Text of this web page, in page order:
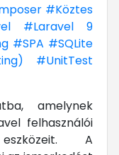
#Köztes
#Laravel 9
#SPA #SQLite
#UnitTest
amelynek
felhasználói
A